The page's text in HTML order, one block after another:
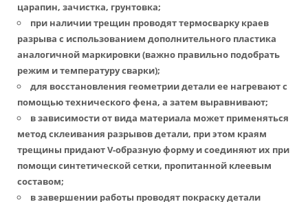
царапин, зачистка, грунтовка;
при наличии трещин проводят термосварку краев
разрыва с использованием дополнительного пластика
аналогичной маркировки (важно правильно подобрать
режим и температуру сварки);
для восстановления геометрии детали ее нагревают с
помощью технического фена, а затем выравнивают;
в зависимости от вида материала может применяться
метод склеивания разрывов детали, при этом краям
трещины придают V-образную форму и соединяют их при
помощи синтетической сетки, пропитанной клеевым
составом;
в завершении работы проводят покраску детали